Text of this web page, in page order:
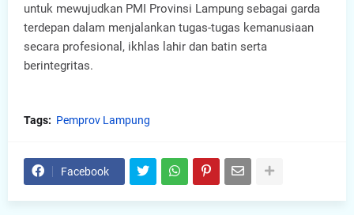
untuk mewujudkan PMI Provinsi Lampung sebagai garda
terdepan dalam menjalankan tugas-tugas kemanusiaan
secara profesional, ikhlas lahir dan batin serta
berintegritas.
Tags: Pemprov Lampung
Facebook